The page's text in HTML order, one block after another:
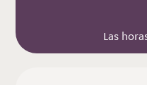
Las